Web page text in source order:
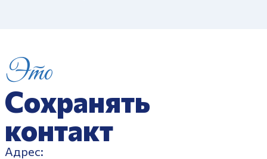
Это
Сохранять
контакт
Адрес: